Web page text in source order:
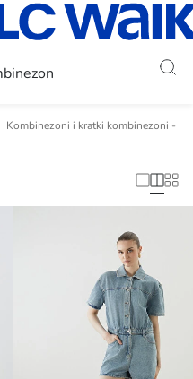
Kombinezoni i kratki kombinezoni -